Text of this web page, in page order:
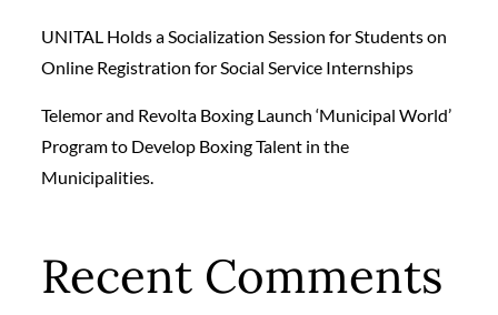
UNITAL Holds a Socialization Session for Students on
Online Registration for Social Service Internships
Telemor and Revolta Boxing Launch ‘Municipal World’
Program to Develop Boxing Talent in the
Municipalities.
Recent Comments